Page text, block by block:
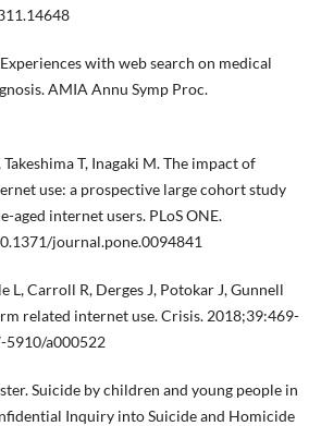
with web search on medical
AMIA Annu Symp Proc.
T, Inagaki M. The impact of
use: a prospective large cohort study
aged internet users. PLoS ONE.
journal.pone.0094841
L, Carroll R, Derges J, Potokar J, Gunnell
related internet use. Crisis. 2018;39:469-
5910/a000522
Suicide by children and young people in
Inquiry into Suicide and Homicide